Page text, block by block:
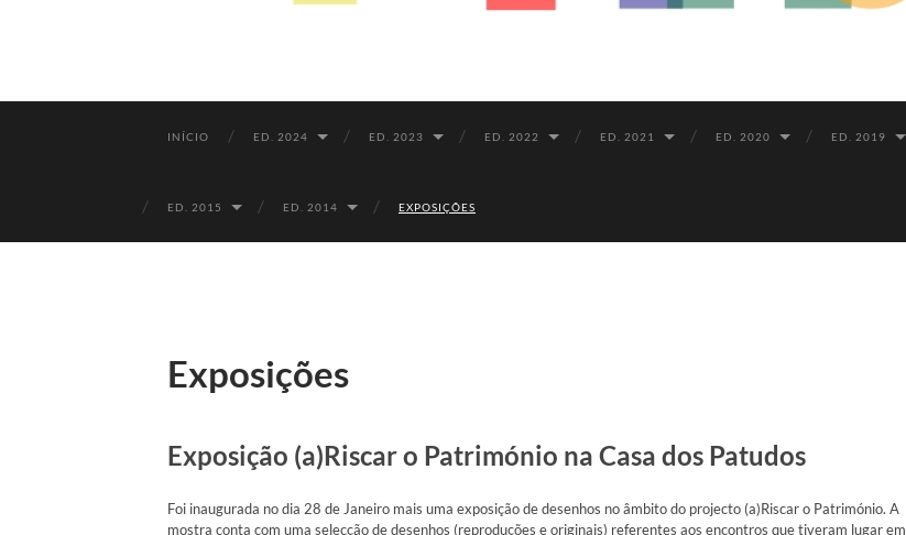
INÍCIO ED. 2024 ED. 2023 ED. 2022 ED. 2021 ED. 2020 ED. 2019
ED. 2015 ED. 2014 EXPOSIÇÕES
Exposições
Exposição (a)Riscar o Património na Casa dos Patudos
Foi inaugurada no dia 28 de Janeiro mais uma exposição de desenhos no âmbito do projecto (a)Riscar o Património. A
mostra conta com uma selecção de desenhos (reproduções e originais) referentes aos encontros que tiveram lugar em